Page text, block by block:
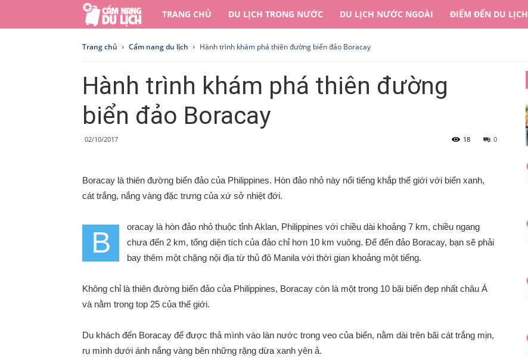
Cẩm
nang
TRANG CHỦ DU LỊCH TRONG NƯỚC DU LỊCH NƯỚC NGOÀI ĐIỂM ĐẾN DU LỊCH
Trang chủ Cẩm nang du lịch Hành trình khám phá thiên đường biển đảo Boracay
Hành trình khám phá thiên đường
biển đảo Boracay
02/10/2017 0
18
Boracay là thiên đường biển đảo của Philippines. Hòn đảo nhỏ này nổi tiếng khắp thế giới với biển xanh,
cát trắng, nắng vàng đặc trưng của xứ sở nhiệt đới.
B
oracay là hòn đảo nhỏ thuộc tỉnh Aklan, Philippines với chiều dài khoảng 7 km, chiều ngang
chưa đến 2 km, tổng diện tích của đảo chỉ hơn 10 km vuông. Để đến đảo Boracay, bạn sẽ phải
bay thêm một chặng nội địa từ thủ đô Manila với thời gian khoảng một tiếng.
Không chỉ là thiên đường biển đảo của Philippines, Boracay còn là một trong 10 bãi biển đẹp nhất châu Á
và nằm trong top 25 của thế giới.
Du khách đến Boracay để được thả mình vào làn nước trong veo của biển, nằm dài trên bãi cát trắng mịn,
ru mình dưới ánh nắng vàng bên những rặng dừa xanh yên ả.